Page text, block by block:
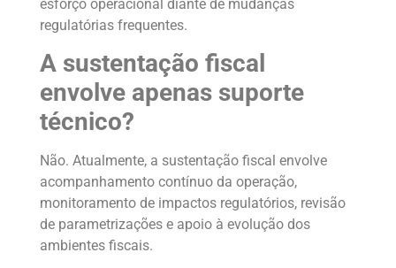
esforço operacional diante de mudanças
regulatórias frequentes.
A sustentação fiscal
envolve apenas suporte
técnico?
Não. Atualmente, a sustentação fiscal envolve
acompanhamento contínuo da operação,
monitoramento de impactos regulatórios, revisão
de parametrizações e apoio à evolução dos
ambientes fiscais.